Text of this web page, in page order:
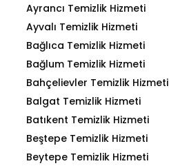
Ayrancı Temizlik Hizmeti
Ayvalı Temizlik Hizmeti
Bağlıca Temizlik Hizmeti
Bağlum Temizlik Hizmeti
Bahçelievler Temizlik Hizmeti
Balgat Temizlik Hizmeti
Batıkent Temizlik Hizmeti
Beştepe Temizlik Hizmeti
Beytepe Temizlik Hizmeti